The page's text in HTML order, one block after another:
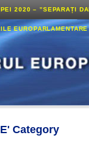
2020 – ”SEPARAȚI
Category